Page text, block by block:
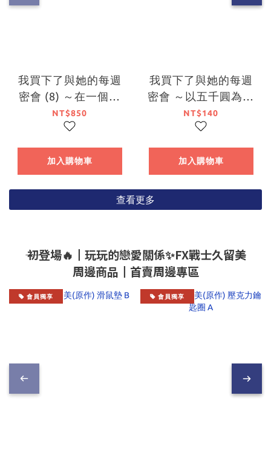
我買下了與她的每週
密會 (8) ～在一個屋
簷下，屬於兩人的祕
密～（特裝版）【7月
下旬出貨】
NT$850
加入購物車
我買下了與她的每週
密會 ～以五千圓為藉
口，共度兩人時光～
(1)
NT$140
加入購物車
查看更多
―― 初登場🔥┃玩玩的戀愛關係✨FX戰士久留美
周邊商品┃首賣周邊專區
會員獨享 會員獨享